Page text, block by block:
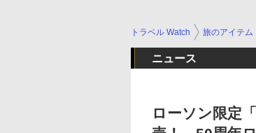
トラベル Watch 旅のアイテム
ニュース
ローソン限定